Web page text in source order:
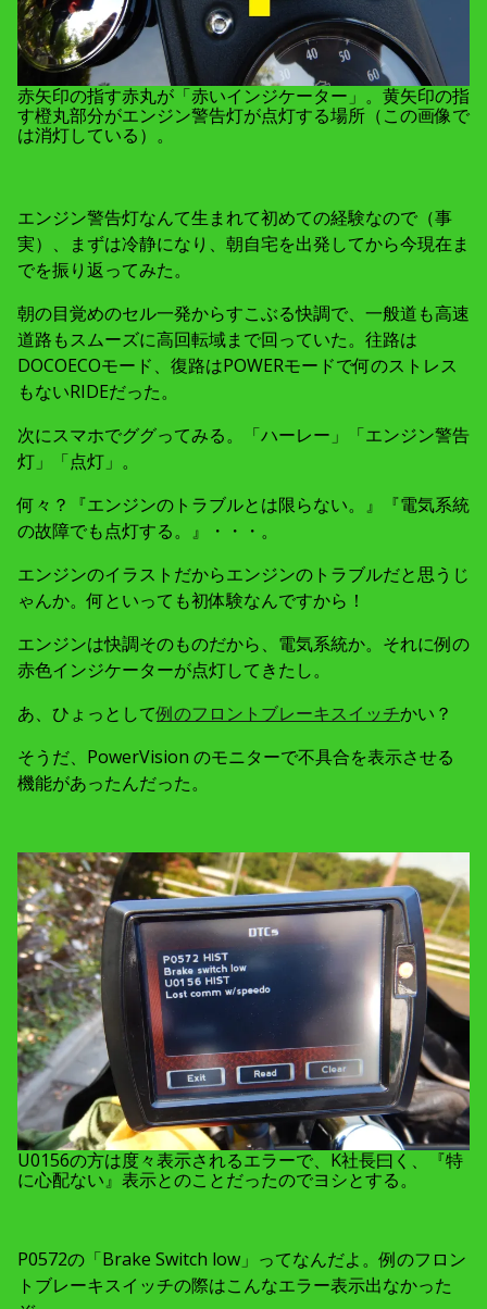
赤矢印の指す赤丸が「赤いインジケーター」。黄矢印の指
す橙丸部分がエンジン警告灯が点灯する場所（この画像で
は消灯している）。
エンジン警告灯なんて生まれて初めての経験なので（事
実）、まずは冷静になり、朝自宅を出発してから今現在ま
でを振り返ってみた。
朝の目覚めのセル一発からすこぶる快調で、一般道も高速
道路もスムーズに高回転域まで回っていた。往路は
DOCOECOモード、復路はPOWERモードで何のストレス
もないRIDEだった。
次にスマホでググってみる。「ハーレー」「エンジン警告
灯」「点灯」。
何々？『エンジンのトラブルとは限らない。』『電気系統
の故障でも点灯する。』・・・。
エンジンのイラストだからエンジンのトラブルだと思うじ
ゃんか。何といっても初体験なんですから！
エンジンは快調そのものだから、電気系統か。それに例の
赤色インジケーターが点灯してきたし。
あ、ひょっとして例のフロントブレーキスイッチかい？
そうだ、PowerVision のモニターで不具合を表示させる
機能があったんだった。
U0156の方は度々表示されるエラーで、K社長曰く、『特
に心配ない』表示とのことだったのでヨシとする。
P0572の「Brake Switch low」ってなんだよ。例のフロン
トブレーキスイッチの際はこんなエラー表示出なかった